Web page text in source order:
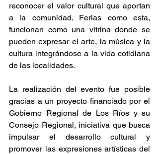
reconocer el valor cultural que aportan
a la comunidad. Ferias como esta,
funcionan como una vitrina donde se
pueden expresar el arte, la música y la
cultura integrándose a la vida cotidiana
de las localidades.
La realización del evento fue posible
gracias a un proyecto financiado por el
Gobierno Regional de Los Ríos y su
Consejo Regional, iniciativa que busca
impulsar el desarrollo cultural y
promover las expresiones artísticas del